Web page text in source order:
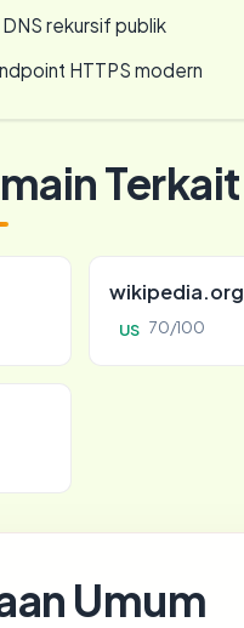
rekursif publik
HTTPS modern
Terkait
wikipedia.org
US 70/100
Umum